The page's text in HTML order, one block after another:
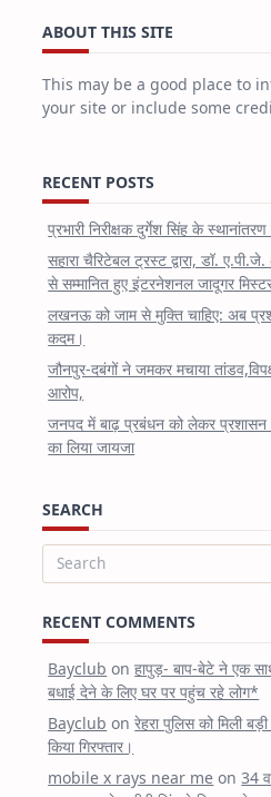
ABOUT THIS SITE
This may be a good place to
your site or include some
RECENT POSTS
प्रभारी निरीक्षक दुर्गेश सिंह के
सहारा चैरिटेबल ट्रस्ट द्वारा, डॉ.
से सम्मानित हुए इंटरनेशनल जादूगर
लखनऊ को जाम से मुक्ति चाहिए: अब
कदम।
जौनपुर-दबंगों ने जमकर मचाया
आरोप,
जनपद में बाढ़ प्रबंधन को लेकर प्रशासन
का लिया जायजा
SEARCH
Search
RECENT COMMENTS
Bayclub onहापुड़- बाप-बेटे ने एक
बधाई देने के लिए घर पर पहुंच रहे लोग*
Bayclub onरेहरा पुलिस को मिली
किया गिरफ्तार।
mobile x rays near me on34